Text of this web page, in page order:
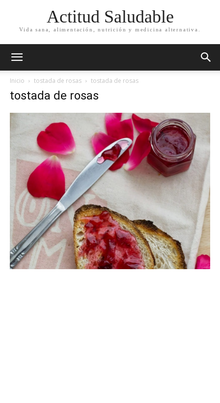
Actitud Saludable
Vida sana, alimentación, nutrición y medicina alternativa.
Inicio tostada de rosas tostada de rosas
tostada de rosas